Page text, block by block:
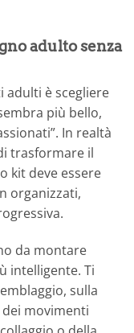
adulto senza
adulti è scegliere
più bello,
In realtà
trasformare il
kit deve essere
organizzati,
da montare
intelligente. Ti
sulla
movimenti